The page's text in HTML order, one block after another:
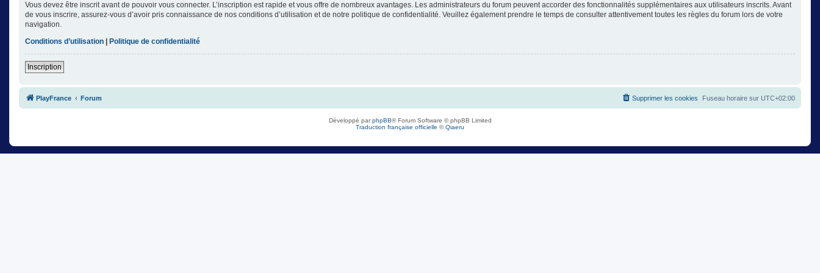
Vous devez être inscrit avant de pouvoir vous connecter. L’inscription est rapide et vous offre de nombreux avantages. Les administrateurs du forum peuvent accorder des fonctionnalités supplémentaires aux utilisateurs inscrits. Avant
de vous inscrire, assurez-vous d’avoir pris connaissance de nos conditions d’utilisation et de notre politique de confidentialité. Veuillez également prendre le temps de consulter attentivement toutes les règles du forum lors de votre
navigation.
Conditions d’utilisation | Politique de confidentialité
Inscription
PlayFrance Forum Fuseau horaire sur UTC+02:00
Supprimer les cookies
Développé parphpBB® Forum Software © phpBB Limited
Traduction française officielle ©Qiaeru